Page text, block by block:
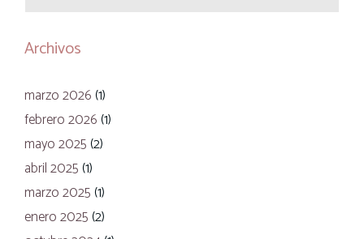
Archivos
marzo 2026 (1)
febrero 2026 (1)
mayo 2025 (2)
abril 2025 (1)
marzo 2025 (1)
enero 2025 (2)